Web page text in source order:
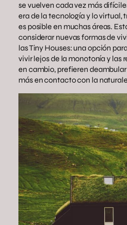
se vuelven cada vez más
era de la tecnología y lo virtual,
es posible en muchas áreas.
considerar nuevas formas de
las Tiny Houses: una opción
vivir lejos de la monotonía y las
en cambio, prefieren
más en contacto con la